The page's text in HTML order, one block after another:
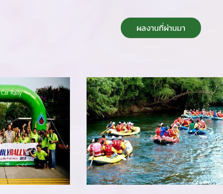
ผลงานที่ผ่านมา